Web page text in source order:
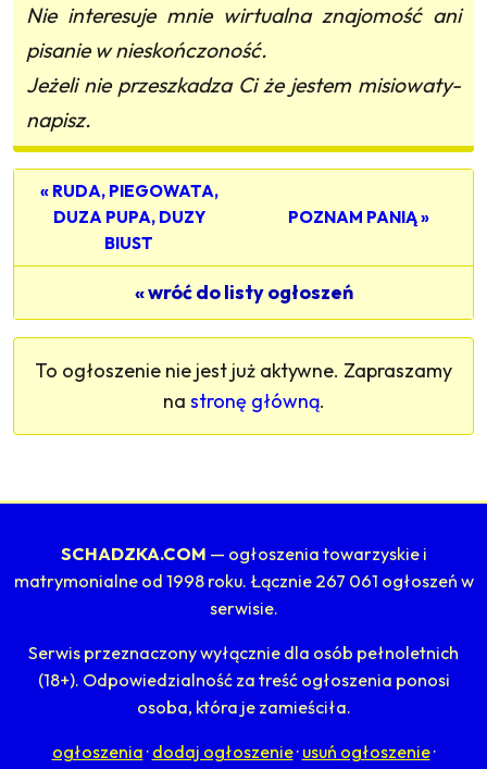
Nie interesuje mnie wirtualna znajomość ani
pisanie w nieskończoność.
Jeżeli nie przeszkadza Ci że jestem misiowaty-
napisz.
« RUDA, PIEGOWATA,
DUZA PUPA, DUZY
BIUST
POZNAM PANIĄ »
« wróć do listy ogłoszeń
To ogłoszenie nie jest już aktywne. Zapraszamy
na stronę główną.
SCHADZKA.COM — ogłoszenia towarzyskie i
matrymonialne od 1998 roku. Łącznie 267 061 ogłoszeń w
serwisie.
Serwis przeznaczony wyłącznie dla osób pełnoletnich
(18+). Odpowiedzialność za treść ogłoszenia ponosi
osoba, która je zamieściła.
ogłoszenia · dodaj ogłoszenie· usuń ogłoszenie·